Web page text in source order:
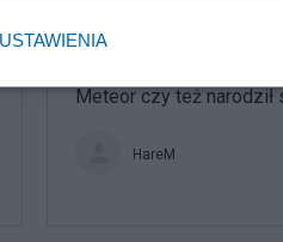
Sport
Meteor czy też narodził
HareM
USTAWIENIA